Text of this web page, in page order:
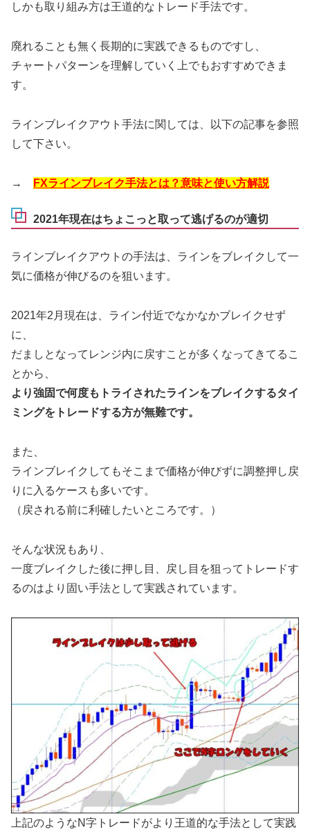
しかも取り組み方は王道的なトレード手法です。
廃れることも無く長期的に実践できるものですし、
チャートパターンを理解していく上でもおすすめできま
す。
ラインブレイクアウト手法に関しては、以下の記事を参照
して下さい。
→ FXラインブレイク手法とは？意味と使い方解説
2021年現在はちょこっと取って逃げるのが適切
ラインブレイクアウトの手法は、ラインをブレイクして一
気に価格が伸びるのを狙います。
2021年2月現在は、ライン付近でなかなかブレイクせず
に、
だましとなってレンジ内に戻すことが多くなってきてるこ
とから、
より強固で何度もトライされたラインをブレイクするタイ
ミングをトレードする方が無難です。
また、
ラインブレイクしてもそこまで価格が伸びずに調整押し戻
りに入るケースも多いです。
（戻される前に利確したいところです。）
そんな状況もあり、
一度ブレイクした後に押し目、戻し目を狙ってトレードす
るのはより固い手法として実践されています。
上記のようなN字トレードがより王道的な手法として実践